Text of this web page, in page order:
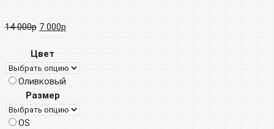
14 000р Первоначальная
составляла
000р.
7 000р
7
Цвет
Оливковый
Размер
OS